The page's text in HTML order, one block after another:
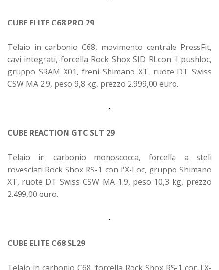
CUBE ELITE C68 PRO 29
Telaio in carbonio C68, movimento centrale PressFit,
cavi integrati, forcella Rock Shox SID RLcon il pushloc,
gruppo SRAM X01, freni Shimano XT, ruote DT Swiss
CSW MA 2.9, peso 9,8 kg, prezzo 2.999,00 euro.
CUBE REACTION GTC SLT 29
Telaio in carbonio monoscocca, forcella a steli
rovesciati Rock Shox RS-1 con l'X-Loc, gruppo Shimano
XT, ruote DT Swiss CSW MA 1.9, peso 10,3 kg, prezzo
2.499,00 euro.
CUBE ELITE C68 SL29
Telaio in carbonio C68, forcella Rock Shox RS-1 con l'X-